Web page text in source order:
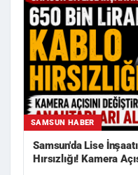
SAMSUN HABER
Samsun'da Lise
Hırsızlığı! Kamera